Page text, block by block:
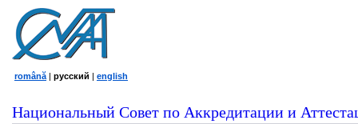
română | русский | english
Национальный Совет по Аккредитации и